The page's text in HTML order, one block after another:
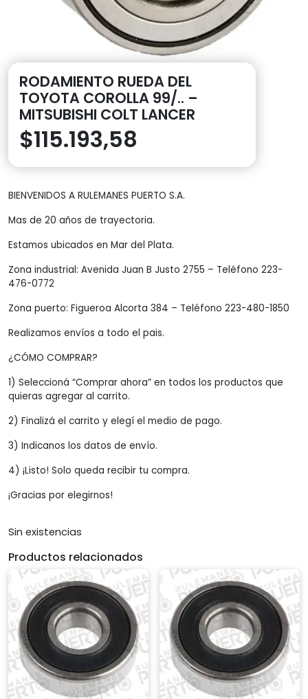
RODAMIENTO RUEDA DEL
TOYOTA COROLLA 99/.. –
MITSUBISHI COLT LANCER
$115.193,58
BIENVENIDOS A RULEMANES PUERTO S.A.
Mas de 20 años de trayectoria.
Estamos ubicados en Mar del Plata.
Zona industrial: Avenida Juan B Justo 2755 – Teléfono 223-
476-0772
Zona puerto: Figueroa Alcorta 384 – Teléfono 223-480-1850
Realizamos envíos a todo el pais.
¿CÓMO COMPRAR?
1) Seleccioná “Comprar ahora” en todos los productos que
quieras agregar al carrito.
2) Finalizá el carrito y elegí el medio de pago.
3) Indicanos los datos de envío.
4) ¡Listo! Solo queda recibir tu compra.
¡Gracias por elegirnos!
Sin existencias
Productos relacionados